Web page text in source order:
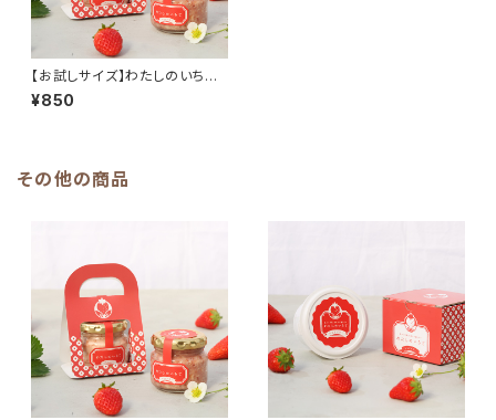
【お試しサイズ】わたしのいちご
バター
¥850
その他の商品